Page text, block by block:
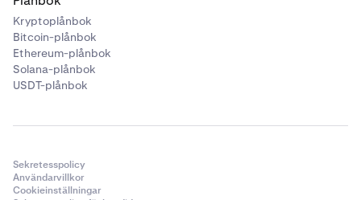
Kryptoplånbok
Bitcoin-plånbok
Ethereum-plånbok
Solana-plånbok
USDT-plånbok
Sekretesspolicy
Användarvillkor
Cookieinställningar